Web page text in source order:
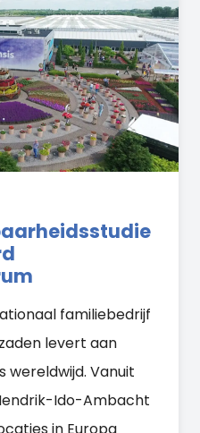
familiebedrijf
levert aan
wereldwijd. Vanuit
Ido-Ambacht